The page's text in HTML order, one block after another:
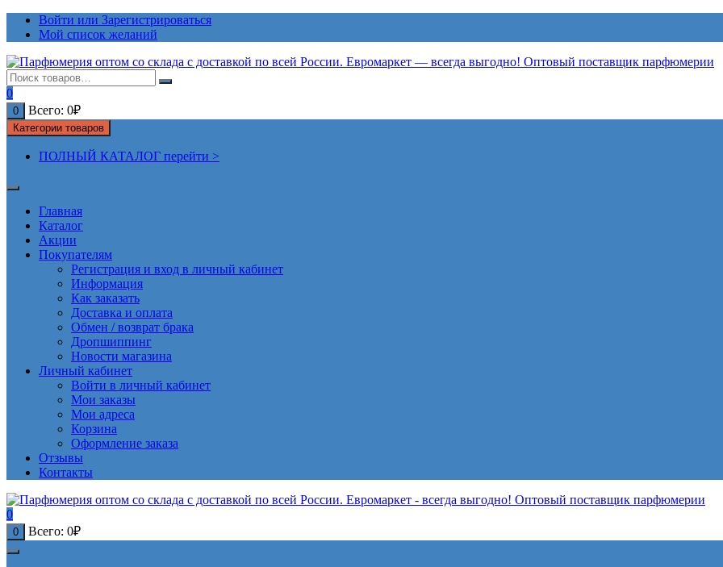
ПерейтиВойти или Зарегистрироваться
Мой список желаний
0
0 Всего: 0₽
Категории товаров
ПОЛНЫЙ КАТАЛОГ перейти >
Главная
Каталог
Акции
Покупателям
Регистрация и вход в личный кабинет
Информация
Как заказать
Доставка и оплата
Обмен / возврат брака
Дропшиппинг
Новости магазина
Личный кабинет
Войти в личный кабинет
Мои заказы
Мои адреса
Корзина
Оформление заказа
Отзывы
Контакты
0
0 Всего: 0₽